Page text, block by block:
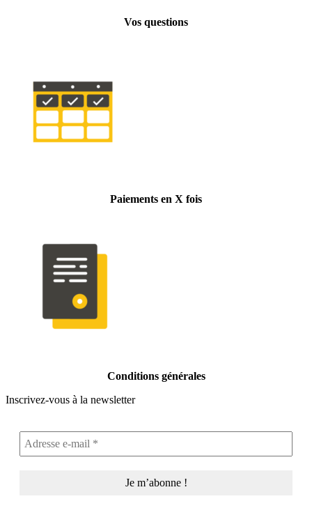
Vos questions
Paiements en X fois
Conditions générales
Inscrivez-vous à la newsletter